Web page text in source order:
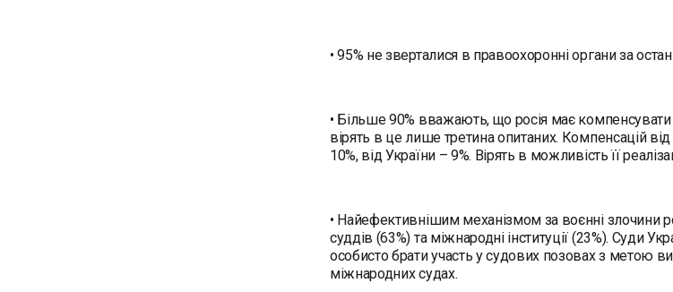
• 95% не зверталися в правоохоронні органи за
• Більше 90% вважають, що росія має компенсувати
вірять в це лише третина опитаних. Компенсацій
10%, від України – 9%. Вірять в можливість її
• Найефективнішим механізмом за воєнні злочини
суддів (63%) та міжнародні інституції (23%). Суди
особисто брати участь у судових позовах з метою
міжнародних судах.